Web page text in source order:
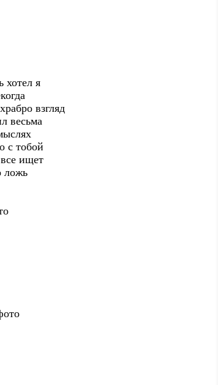
хотел я
взгляд
весьма
с тобой
ищет
ложь